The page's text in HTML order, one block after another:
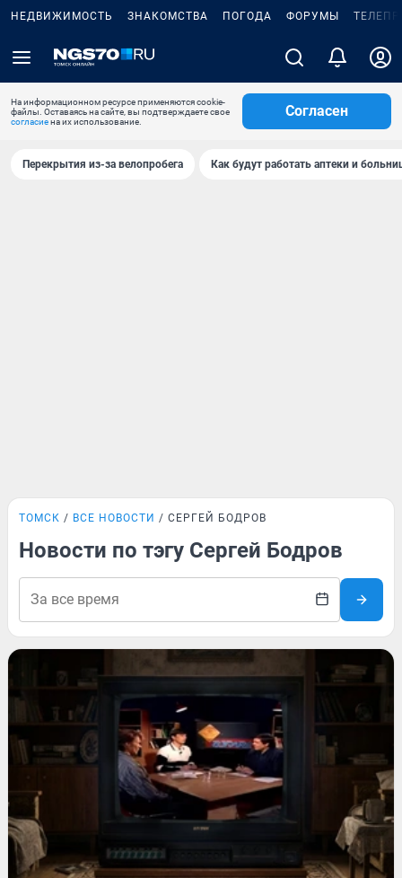
НЕДВИЖИМОСТЬ ЗНАКОМСТВА ПОГОДА ФОРУМЫ
На информационном ресурсе применяются cookie-
файлы. Оставаясь на сайте, вы подтверждаете свое
согласиена их использование.
Согласен
Перекрытия из-за велопробега Как будут работать аптеки и
ТОМСК ВСЕ НОВОСТИ СЕРГЕЙ БОДРОВ
Новости по тэгу Сергей Бодров